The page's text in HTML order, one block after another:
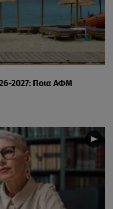
2027: Ποια ΑΦΜ